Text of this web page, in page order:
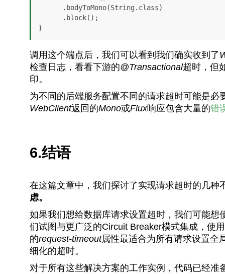
}
调用这个端点后，我们可以看到我们确实收到了
检查日志，看看下游的@Transactional超时，但
印。
为不同的后端服务配置不同的请求超时可能是
WebClient返回的Mono或Flux响应包含大量的错
6.结语
在这篇文章中，我们探讨了实现请求超时的几种
虑。
如果我们想给数据库请求设置超时，我们可能想
们试图与更广泛的Circuit Breaker模式集成，使
的request-timeout属性最适合为所有请求设置全
细化的超时。
对于所有这些解决方案的工作实例，代码已经准